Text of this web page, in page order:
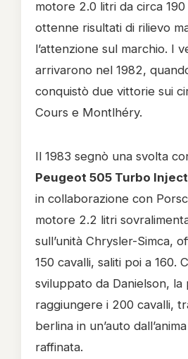
motore 2.0 litri da circa
ottenne risultati di rilievo
l’attenzione sul marchio. I
arrivarono nel 1982,
conquistò due vittorie sui
Cours e Montlhéry.
Il 1983 segnò una svolta
Peugeot 505 Turbo
in collaborazione con
motore 2.2 litri
sull’unità Chrysler-Simca,
150 cavalli, saliti poi a 160.
sviluppato da Danielson,
raggiungere i 200 cavalli,
berlina in un’auto
raffinata.